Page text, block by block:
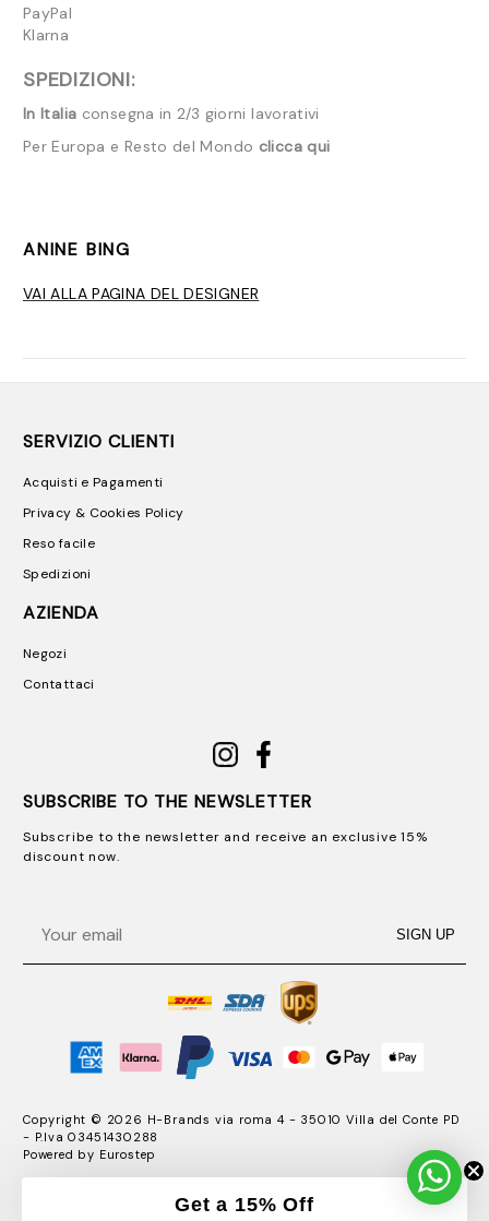
PayPal
Klarna
SPEDIZIONI:
In Italia consegna in 2/3 giorni lavorativi
Per Europa e Resto del Mondo clicca qui
ANINE BING
VAI ALLA PAGINA DEL DESIGNER
SERVIZIO CLIENTI
Acquisti e Pagamenti
Privacy & Cookies Policy
Reso facile
Spedizioni
AZIENDA
Negozi
Contattaci
SUBSCRIBE TO THE NEWSLETTER
Subscribe to the newsletter and receive an exclusive 15%
discount now.
SIGN UP
Copyright © 2026 H-Brands via roma 4 - 35010 Villa del Conte PD
- P.Iva 03451430288
Powered by Eurostep
Get a 15% Off